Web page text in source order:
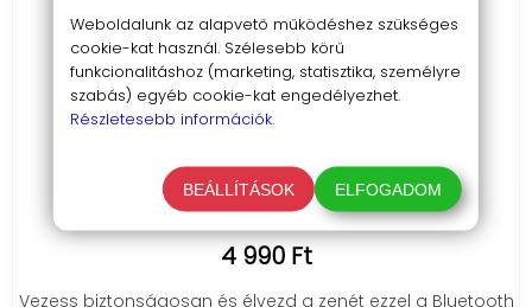
T819 BT FM transzmitter és töltő LCD kijelzővel
4 990 Ft
Vezess biztonságosan és élvezd a zenét ezzel a Bluetooth
Weboldalunk az alapvető működéshez szükséges
cookie-kat használ. Szélesebb körű
funkcionalitáshoz (marketing, statisztika, személyre
szabás) egyéb cookie-kat engedélyezhet.
Részletesebb információk.
BEÁLLÍTÁSOK ELFOGADOM